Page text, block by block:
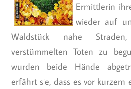
Ermittlerin
wieder auf
Waldstück nahe
verstümmelten Toten zu
wurden beide Hände
erfährt sie, dass es vor kurzem